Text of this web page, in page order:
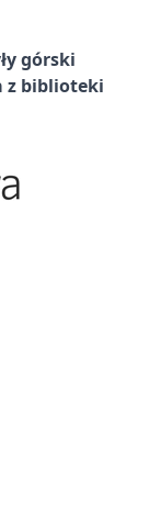
górski
z biblioteki